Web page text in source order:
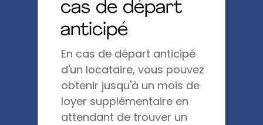
cas de départ
anticipé
En cas de départ anticipé
d'un locataire, vous pouvez
obtenir jusqu'à un mois de
loyer supplémentaire en
attendant de trouver un